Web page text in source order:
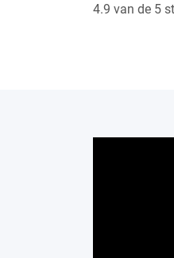
4.9 van de 5